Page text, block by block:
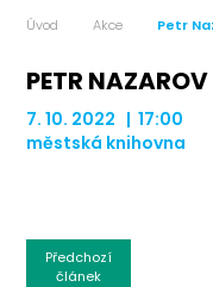
Úvod Akce Petr
PETR
7. 10. 2022 | 17:00
městská knihovna
Předchozí
článek